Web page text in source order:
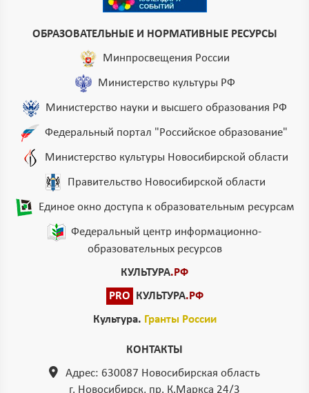
ОБРАЗОВАТЕЛЬНЫЕ И НОРМАТИВНЫЕ РЕСУРСЫ
Минпросвещения России
Министерство культуры РФ
Министерство науки и высшего образования РФ
Федеральный портал "Российское образование"
Министерство культуры Новосибирской области
Правительство Новосибирской области
Единое окно доступа к образовательным ресурсам
Федеральный центр информационно-
образовательных ресурсов
КУЛЬТУРА.РФ
PRO
КУЛЬТУРА.РФ
Культура. Гранты России
КОНТАКТЫ
Адрес: 630087 Новосибирская область
г. Новосибирск, пр. К.Маркса 24/3